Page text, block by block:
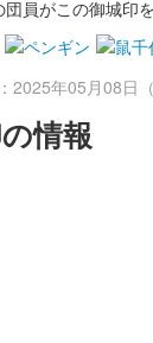
員がこの御城印
2025年05月08日（
情報